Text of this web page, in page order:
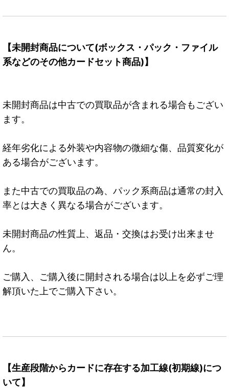
【未開封商品について(ボックス・パック・ファイル
系などのその他カードセット商品)】
未開封商品は中古での買取品が含まれる場合もござい
ます。
経年劣化による外装や内容物の微細な傷、品質変化が
ある場合がございます。
また中古での買取品の為、パック系商品は通常の封入
率とは大きく異なる場合がございます。
未開封商品の性質上、返品・交換はお受け出来ませ
ん。
ご購入、ご購入後に開封される場合は以上を必ずご理
解頂いた上でご購入下さい。
【生産段階からカードに存在する加工線(初期線)につ
いて】